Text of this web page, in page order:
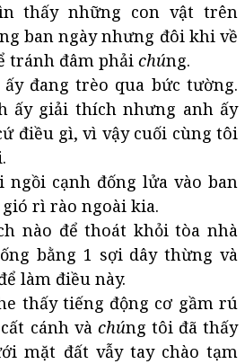
thấy những con vật trên
ban ngày nhưng đôi khi về
tránh đâm phải chúng.
đang trèo qua bức tường.
ấy giải thích nhưng anh ấy
điều gì, vì vậy cuối cùng tôi
ngồi cạnh đống lửa vào ban
rì rào ngoài kia.
nào để thoát khỏi tòa nhà
bằng 1 sợi dây thừng và
làm điều này.
thấy tiếng động cơ gầm rú
cánh và chúng tôi đã thấy
mặt đất vẫy tay chào tạm